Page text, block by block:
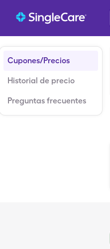
Cupones/Precios
Historial de precio
Preguntas frecuentes